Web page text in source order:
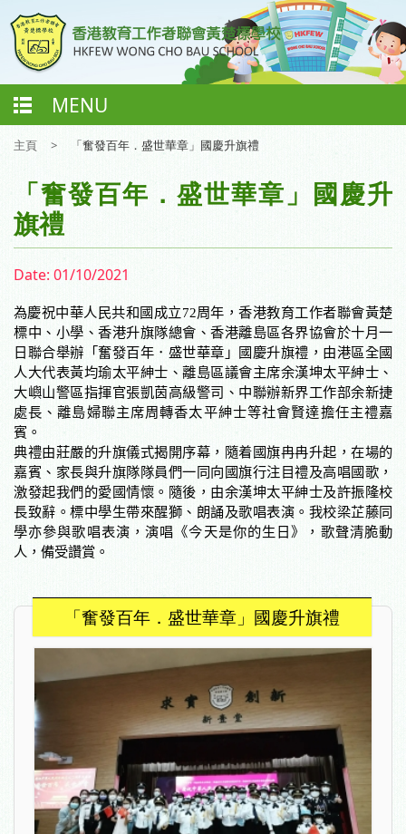
MENU
主頁 > 「奮發百年．盛世華章」國慶升旗禮
「奮發百年．盛世華章」國慶升
旗禮
Date: 01/10/2021
為慶祝中華人民共和國成立72周年，香港教育工作者聯會黃楚
標中、小學、香港升旗隊總會、香港離島區各界協會於十月一
日聯合舉辦「奮發百年．盛世華章」國慶升旗禮，由港區全國
人大代表黃均瑜太平紳士、離島區議會主席余漢坤太平紳士、
大嶼山警區指揮官張凱茵高級警司、中聯辦新界工作部余新捷
處長、離島婦聯主席周轉香太平紳士等社會賢達擔任主禮嘉
賓。
典禮由莊嚴的升旗儀式揭開序幕，隨着國旗冉冉升起，在場的
嘉賓、家長與升旗隊隊員們一同向國旗行注目禮及高唱國歌，
激發起我們的愛國情懷。隨後，由余漢坤太平紳士及許振隆校
長致辭。標中學生帶來醒獅、朗誦及歌唱表演。我校梁芷藤同
學亦參與歌唱表演，演唱《今天是你的生日》，歌聲清脆動
人，備受讚賞。
「奮發百年．盛世華章」國慶升旗禮